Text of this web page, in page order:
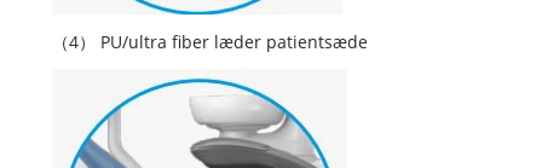
（4） PU/ultra fiber læder patientsæde